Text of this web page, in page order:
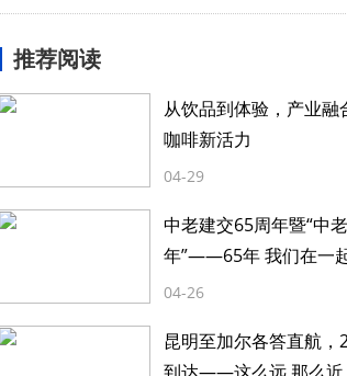
推荐阅读
从饮品到体验，产业融
咖啡新活力
04-29
中老建交65周年暨“中
年”——65年 我们在一
04-26
昆明至加尔各答直航，